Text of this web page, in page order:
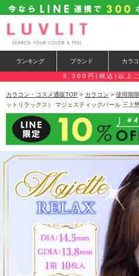
ランキング ブランド カラ
3,300円(税込)以上
カラコン・コスメ通販TOP > カラコン > 使用期限
ットリラックス） マジェスティックパール 三上